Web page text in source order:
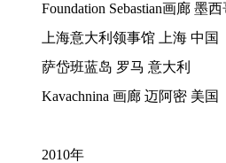
Foundation Sebastian画廊 墨
上海意大利领事馆
上海 中国
萨岱班蓝岛 罗马 意大利
Kavachnina 画廊 迈阿密 美国
2010年